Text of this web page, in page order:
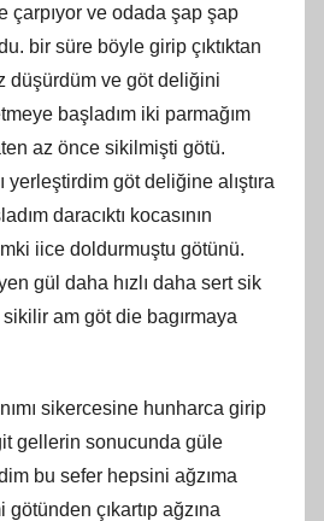
çarpıyor ve odada şap şap
bir süre böyle girip çıktıktan
düşürdüm ve göt deliğini
başladım iki parmağım
az önce sikilmişti götü.
yerleştirdim göt deliğine alıştıra
daracıktı kocasının
iice doldurmuştu götünü.
gül daha hızlı daha sert sik
am göt die bagırmaya
sikercesine hunharca girip
gellerin sonucunda güle
bu sefer hepsini ağzıma
çıkartıp ağzına